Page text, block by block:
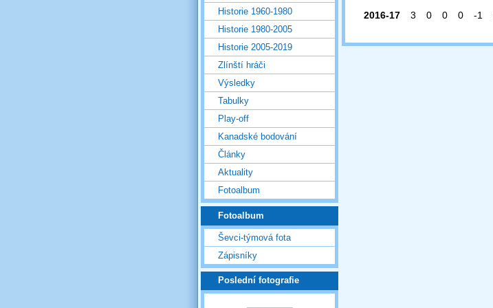
2016-17 3 0 0 0 -1
Historie 1960-1980
Historie 1980-2005
Historie 2005-2019
Zlínští hráči
Výsledky
Tabulky
Play-off
Kanadské bodování
Články
Aktuality
Fotoalbum
Fotoalbum
Ševci-týmová fota
Zápisníky
Poslední fotografie